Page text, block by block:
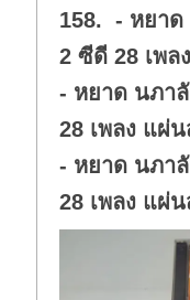
n
.
158. - หยาด
2 ซีดี 28 เพล
- หยาด นภา
28 เพลง แผ่
- หยาด นภา
28 เพลง แผ่